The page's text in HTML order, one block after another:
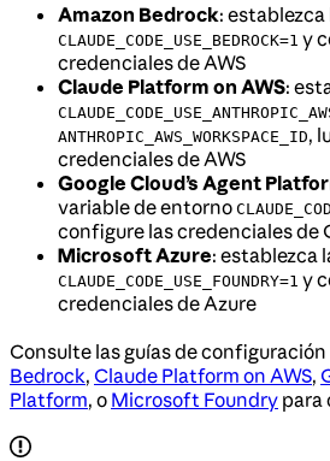
Amazon Bedrock:
CLAUDE_CODE_USE_BEDROCK=1 y
credenciales de AWS
Claude Platform on AWS:
ANTHROPIC_AWS_WORKSPACE_ID,
credenciales de AWS
Google Cloud’s Agent
variable de entorno
configure las credenciales de
Microsoft Azure: establezca
CLAUDE_CODE_USE_FOUNDRY=1 y
credenciales de Azure
Consulte las guías de configuración
Bedrock, Claude Platform on AWS,
Platform, o Microsoft Foundry para